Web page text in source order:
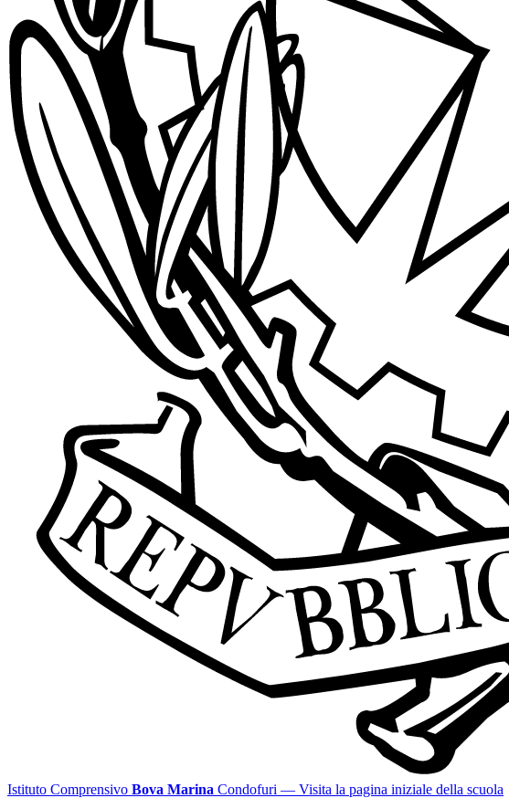
Istituto Comprensivo Bova Marina Condofuri — Visita la pagina iniziale della scuola